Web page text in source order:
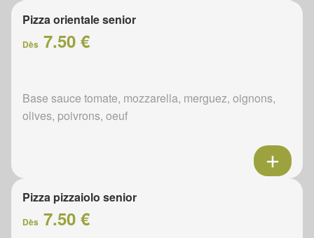
Pizza orientale senior
Dès 7.50 €
Base sauce tomate, mozzarella, merguez, oignons,
olives, poivrons, oeuf
Pizza pizzaiolo senior
Dès 7.50 €